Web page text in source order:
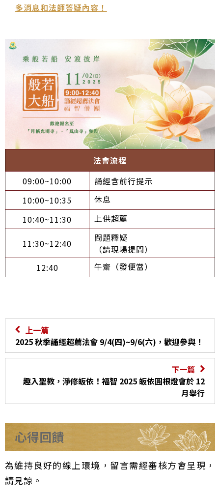
多消息和法師答疑內容！
法會流程
09:00~10:00
誦經含前行提示
10:00~10:35
休息
10:40~11:30
上供超薦
11:30~12:40
問題釋疑
（請現場提問）
12:40
午齋（發便當）
上一篇
2025 秋季誦經超薦法會 9/4(四)~9/6(六)，歡迎參與！
下一篇
趣入聖教，淨修皈依！福智 2025 皈依圓根燈會於 12
月舉行
心得回饋
為維持良好的線上環境，留言需經審核方會呈現，
請見諒。